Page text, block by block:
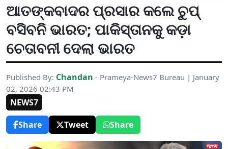
ଆତଙ୍କବାଦର ପ୍ରସାର କଲେ ଚୁପ୍
ବସିବନି ଭାରତ; ପାକିସ୍ତାନକୁ କଡ଼ା
ଚେତାବନୀ ଦେଲା ଭାରତ
Published By: Chandan - Prameya-News7 Bureau | January
02, 2026 02:43 PM
NEWS7
Share
Tweet Share